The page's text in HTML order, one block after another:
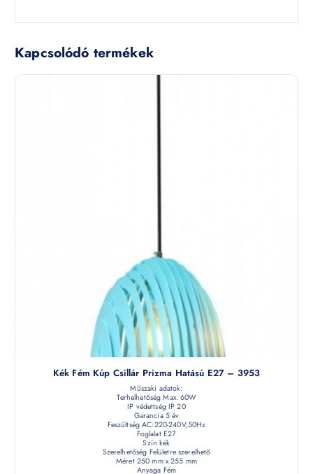
Kapcsolódó termékek
Kék Fém Kúp Csillár Prizma Hatású E27 – 3953
Műszaki adatok:
Terhelhetőség Max. 60W
IP védettség IP 20
Garancia 5 év
Feszültség AC:220-240V,50Hz
Foglalat E27
Szín kék
Szerelhetőség Felületre szerelhető
Méret 250 mm x 255 mm
Anyaga Fém